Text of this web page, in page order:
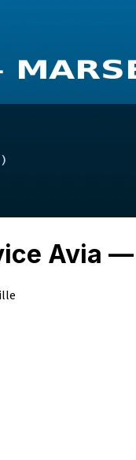
Avia —